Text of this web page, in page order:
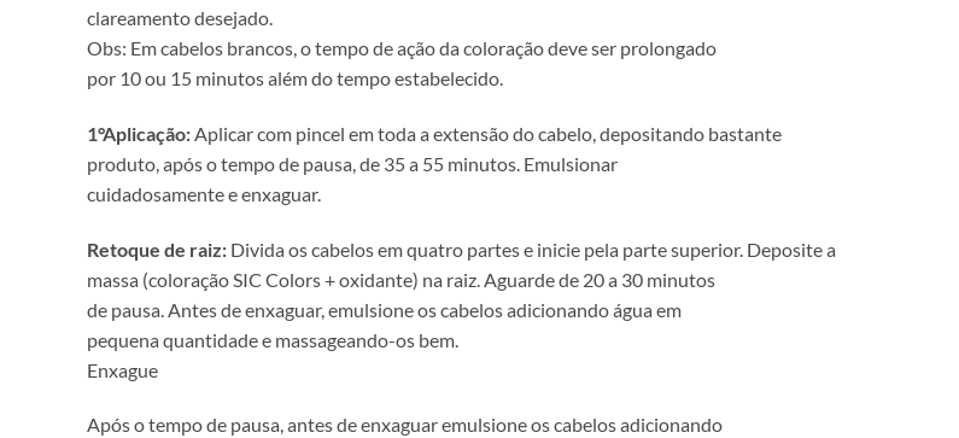
clareamento desejado.
Obs: Em cabelos brancos, o tempo de ação da coloração deve ser prolongado
por 10 ou 15 minutos além do tempo estabelecido.
1°Aplicação: Aplicar com pincel em toda a extensão do cabelo, depositando bastante
produto, após o tempo de pausa, de 35 a 55 minutos. Emulsionar
cuidadosamente e enxaguar.
Retoque de raiz: Divida os cabelos em quatro partes e inicie pela parte superior. Deposite a
massa (coloração SIC Colors + oxidante) na raiz. Aguarde de 20 a 30 minutos
de pausa. Antes de enxaguar, emulsione os cabelos adicionando água em
pequena quantidade e massageando-os bem.
Enxague
Após o tempo de pausa, antes de enxaguar emulsione os cabelos adicionando